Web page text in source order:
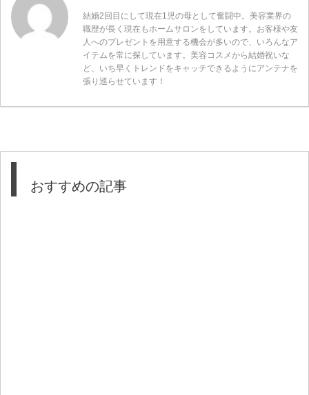
結婚2回目にして現在1児の母として奮闘中。美容業界の
職歴が長く現在もホームサロンをしています。お客様や友
人へのプレゼントを用意する機会が多いので、いろんなア
イテムを常に探しています。美容コスメから結婚祝いな
ど、いち早くトレンドをキャッチできるようにアンテナを
張り巡らせています！
おすすめの記事